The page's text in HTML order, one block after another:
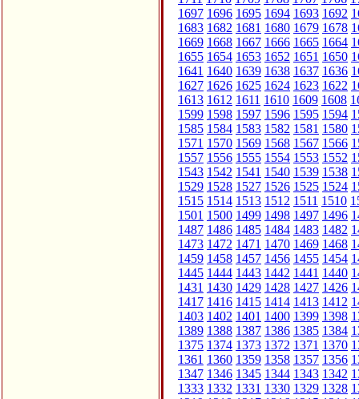
1697 1696 1695 1694 1693 1692
1683 1682 1681 1680 1679 1678
1669 1668 1667 1666 1665 1664
1655 1654 1653 1652 1651 1650
1641 1640 1639 1638 1637 1636
1627 1626 1625 1624 1623 1622
1613 1612 1611 1610 1609 1608
1599 1598 1597 1596 1595 1594
1585 1584 1583 1582 1581 1580
1571 1570 1569 1568 1567 1566
1557 1556 1555 1554 1553 1552
1543 1542 1541 1540 1539 1538
1529 1528 1527 1526 1525 1524
1515 1514 1513 1512 1511 1510
1501 1500 1499 1498 1497 1496
1487 1486 1485 1484 1483 1482
1473 1472 1471 1470 1469 1468
1459 1458 1457 1456 1455 1454
1445 1444 1443 1442 1441 1440
1431 1430 1429 1428 1427 1426
1417 1416 1415 1414 1413 1412
1403 1402 1401 1400 1399 1398
1389 1388 1387 1386 1385 1384
1375 1374 1373 1372 1371 1370
1361 1360 1359 1358 1357 1356
1347 1346 1345 1344 1343 1342
1333 1332 1331 1330 1329 1328